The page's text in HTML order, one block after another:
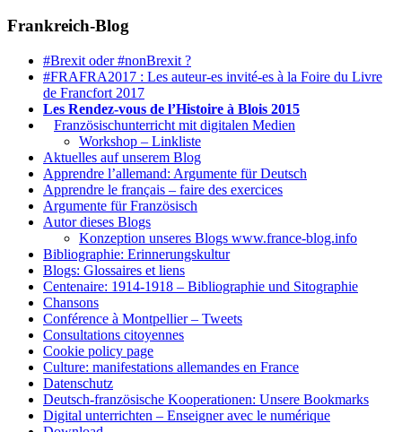
Frankreich-Blog
#Brexit oder #nonBrexit ?
#FRAFRA2017 : Les auteur-es invité-es à la Foire du Livre
de Francfort 2017
Les Rendez-vous de l’Histoire à Blois 2015
Französischunterricht mit digitalen Medien
Workshop – Linkliste
Aktuelles auf unserem Blog
Apprendre l’allemand: Argumente für Deutsch
Apprendre le français – faire des exercices
Argumente für Französisch
Autor dieses Blogs
Konzeption unseres Blogs www.france-blog.info
Bibliographie: Erinnerungskultur
Blogs: Glossaires et liens
Centenaire: 1914-1918 – Bibliographie und Sitographie
Chansons
Conférence à Montpellier – Tweets
Consultations citoyennes
Cookie policy page
Culture: manifestations allemandes en France
Datenschutz
Deutsch-französische Kooperationen: Unsere Bookmarks
Digital unterrichten – Enseigner avec le numérique